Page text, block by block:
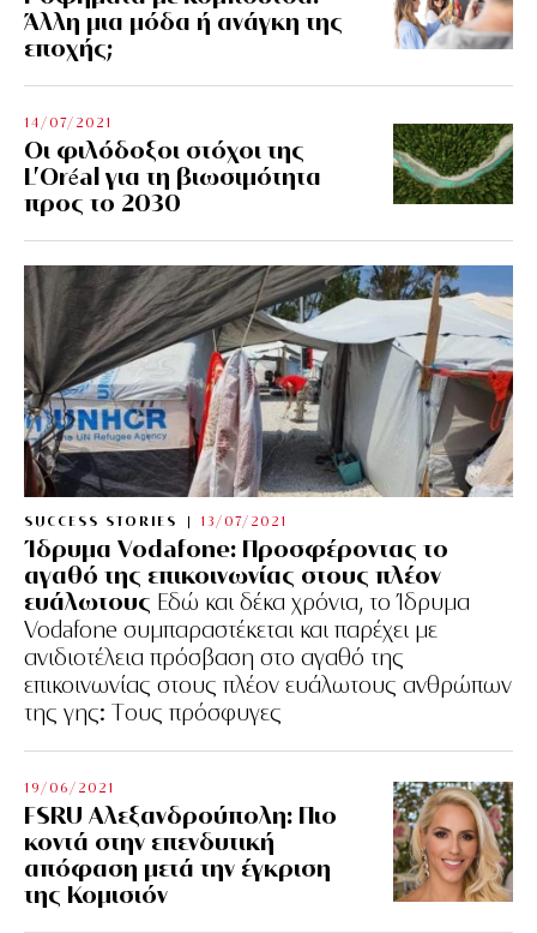
Άλλη μια μόδα ή ανάγκη της
εποχής;
14/07/2021
Οι φιλόδοξοι στόχοι της
L’Oréal για τη βιωσιμότητα
προς το 2030
SUCCESS STORIES 13/07/2021
Ίδρυμα Vodafone: Προσφέροντας το
αγαθό της επικοινωνίας στους πλέον
ευάλωτους Εδώ και δέκα χρόνια, το Ίδρυμα
Vodafone συμπαραστέκεται και παρέχει με
ανιδιοτέλεια πρόσβαση στο αγαθό της
επικοινωνίας στους πλέον ευάλωτους ανθρώπων
της γης: Tους πρόσφυγες
19/06/2021
FSRU Αλεξανδρούπολη: Πιο
κοντά στην επενδυτική
απόφαση μετά την έγκριση
της Κομισιόν